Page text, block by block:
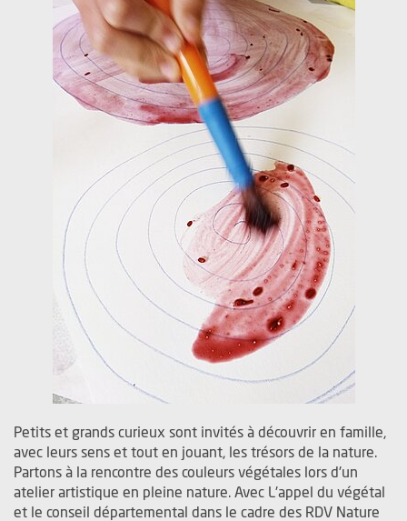
Petits et grands curieux sont invités à découvrir en famille,
avec leurs sens et tout en jouant, les trésors de la nature.
Partons à la rencontre des couleurs végétales lors d'un
atelier artistique en pleine nature. Avec L'appel du végétal
et le conseil départemental dans le cadre des RDV Nature